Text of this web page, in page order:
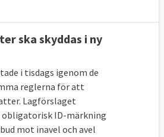
ska skyddas i ny
i tisdags igenom de
reglerna för att
Lagförslaget
obligatorisk ID-märkning
mot inavel och avel